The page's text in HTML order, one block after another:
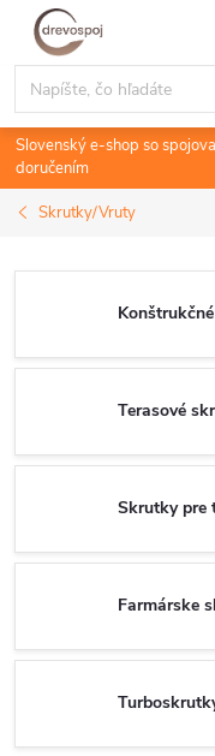
Prejsť
obsah
Slovenský e-shop so
doručením
Skrutky/Vruty
Terasové
Skrutky pre
Farmárske